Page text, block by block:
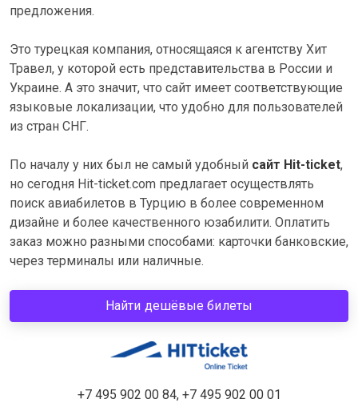
предложения.
Это турецкая компания, относящаяся к агентству Хит
Травел, у которой есть представительства в России и
Украине. А это значит, что сайт имеет соответствующие
языковые локализации, что удобно для пользователей
из стран СНГ.
По началу у них был не самый удобный сайт Hit-ticket,
но сегодня Hit-ticket.com предлагает осуществлять
поиск авиабилетов в Турцию в более современном
дизайне и более качественного юзабилити. Оплатить
заказ можно разными способами: карточки банковские,
через терминалы или наличные.
Найти дешёвые билеты
+7 495 902 00 84, +7 495 902 00 01